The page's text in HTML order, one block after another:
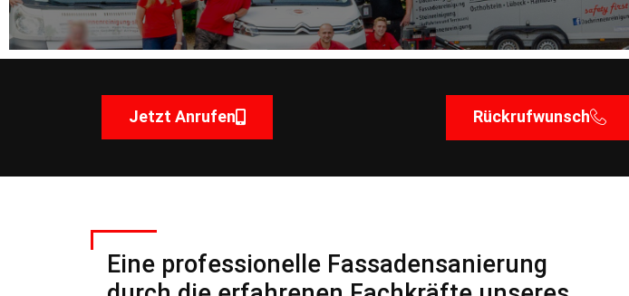
Jetzt Anrufen Rückrufwunsch
Eine professionelle Fassadensanierung